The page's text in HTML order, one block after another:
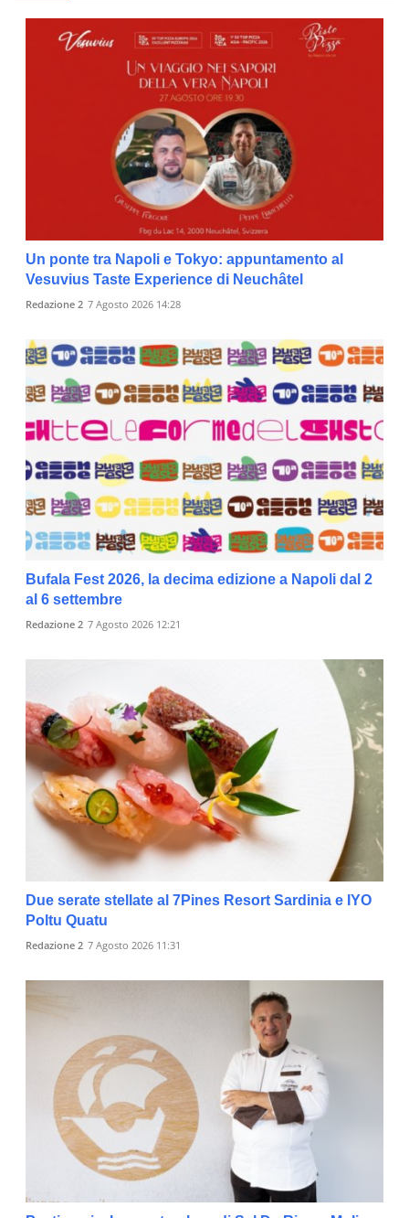
Un ponte tra Napoli e Tokyo: appuntamento al
Vesuvius Taste Experience di Neuchâtel
Redazione 2 7 Agosto 2026 14:28
Bufala Fest 2026, la decima edizione a Napoli dal 2
al 6 settembre
Redazione 2 7 Agosto 2026 12:21
Due serate stellate al 7Pines Resort Sardinia e IYO
Poltu Quatu
Redazione 2 7 Agosto 2026 11:31